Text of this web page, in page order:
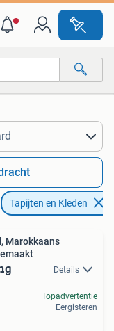
Tapijten en Kleden
Marokkaans
Details
Topadvertentie
Eergisteren